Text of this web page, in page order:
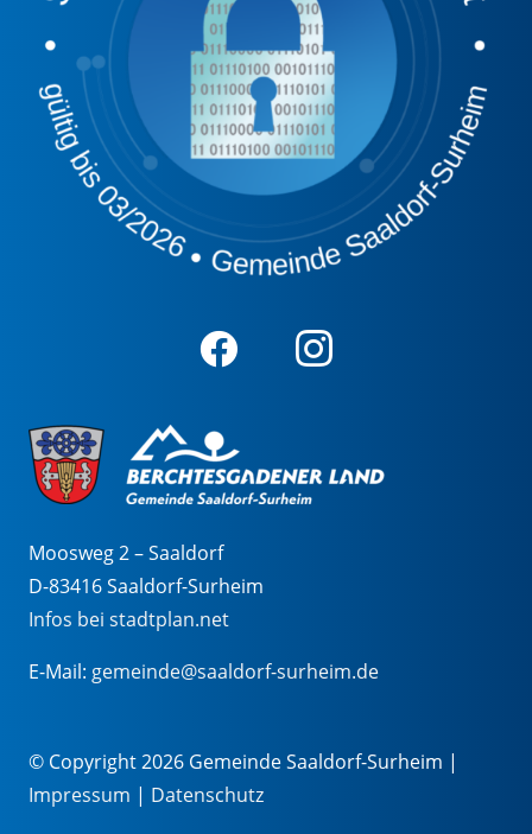
Moosweg 2 – Saaldorf
D-83416 Saaldorf-Surheim
Infos bei stadtplan.net
E-Mail: gemeinde@saaldorf-surheim.de
© Copyright 2026 Gemeinde Saaldorf-Surheim |
Impressum | Datenschutz